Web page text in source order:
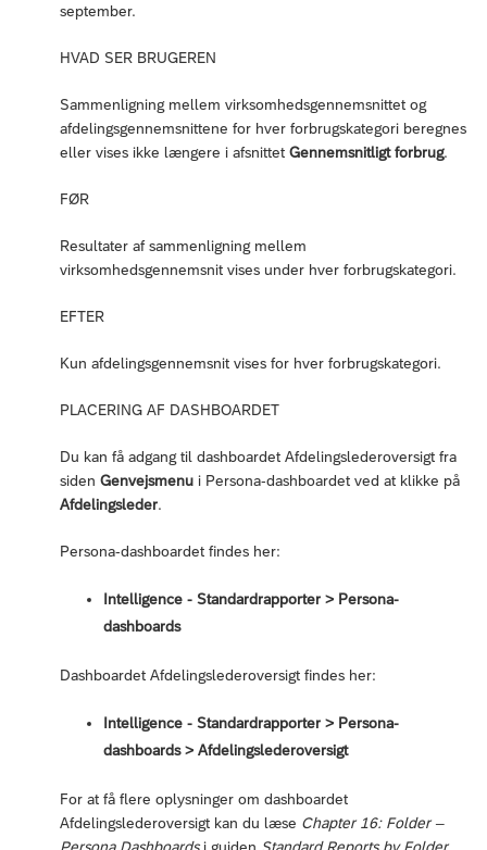
september.
HVAD SER BRUGEREN
Sammenligning mellem virksomhedsgennemsnittet og
afdelingsgennemsnittene for hver forbrugskategori beregnes
eller vises ikke længere i afsnittet Gennemsnitligt forbrug.
FØR
Resultater af sammenligning mellem
virksomhedsgennemsnit vises under hver forbrugskategori.
EFTER
Kun afdelingsgennemsnit vises for hver forbrugskategori.
PLACERING AF DASHBOARDET
Du kan få adgang til dashboardet Afdelingslederoversigt fra
siden Genvejsmenu i Persona-dashboardet ved at klikke på
Afdelingsleder.
Persona-dashboardet findes her:
Intelligence - Standardrapporter ‎> Persona-
dashboards
Dashboardet Afdelingslederoversigt findes her:
Intelligence - Standardrapporter ‎> Persona-
dashboards > Afdelingslederoversigt
For at få flere oplysninger om dashboardet
Afdelingslederoversigt kan du læse Chapter 16: Folder –